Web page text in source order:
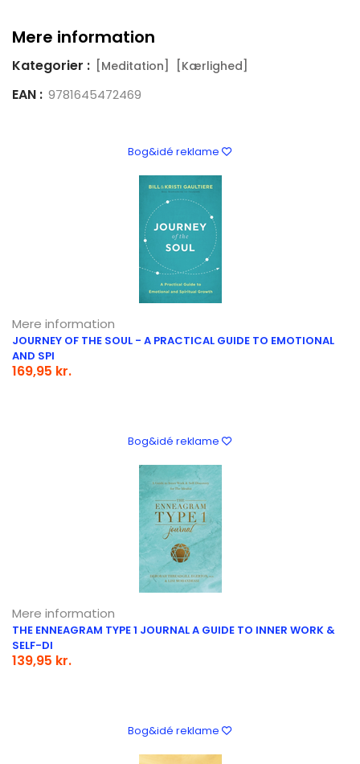
Mere information
Kategorier : [Meditation] [Kærlighed]
EAN : 9781645472469
Bog&idé reklame
Mere information
JOURNEY OF THE SOUL - A PRACTICAL GUIDE TO EMOTIONAL
AND SPI
169,95 kr.
Bog&idé reklame
Mere information
THE ENNEAGRAM TYPE 1 JOURNAL A GUIDE TO INNER WORK &
SELF-DI
139,95 kr.
Bog&idé reklame